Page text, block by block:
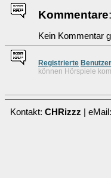
Kommentare:
Kein Kommentar
Registrierte Benutzer
können Hörspiele
Kontakt: CHRizzz |